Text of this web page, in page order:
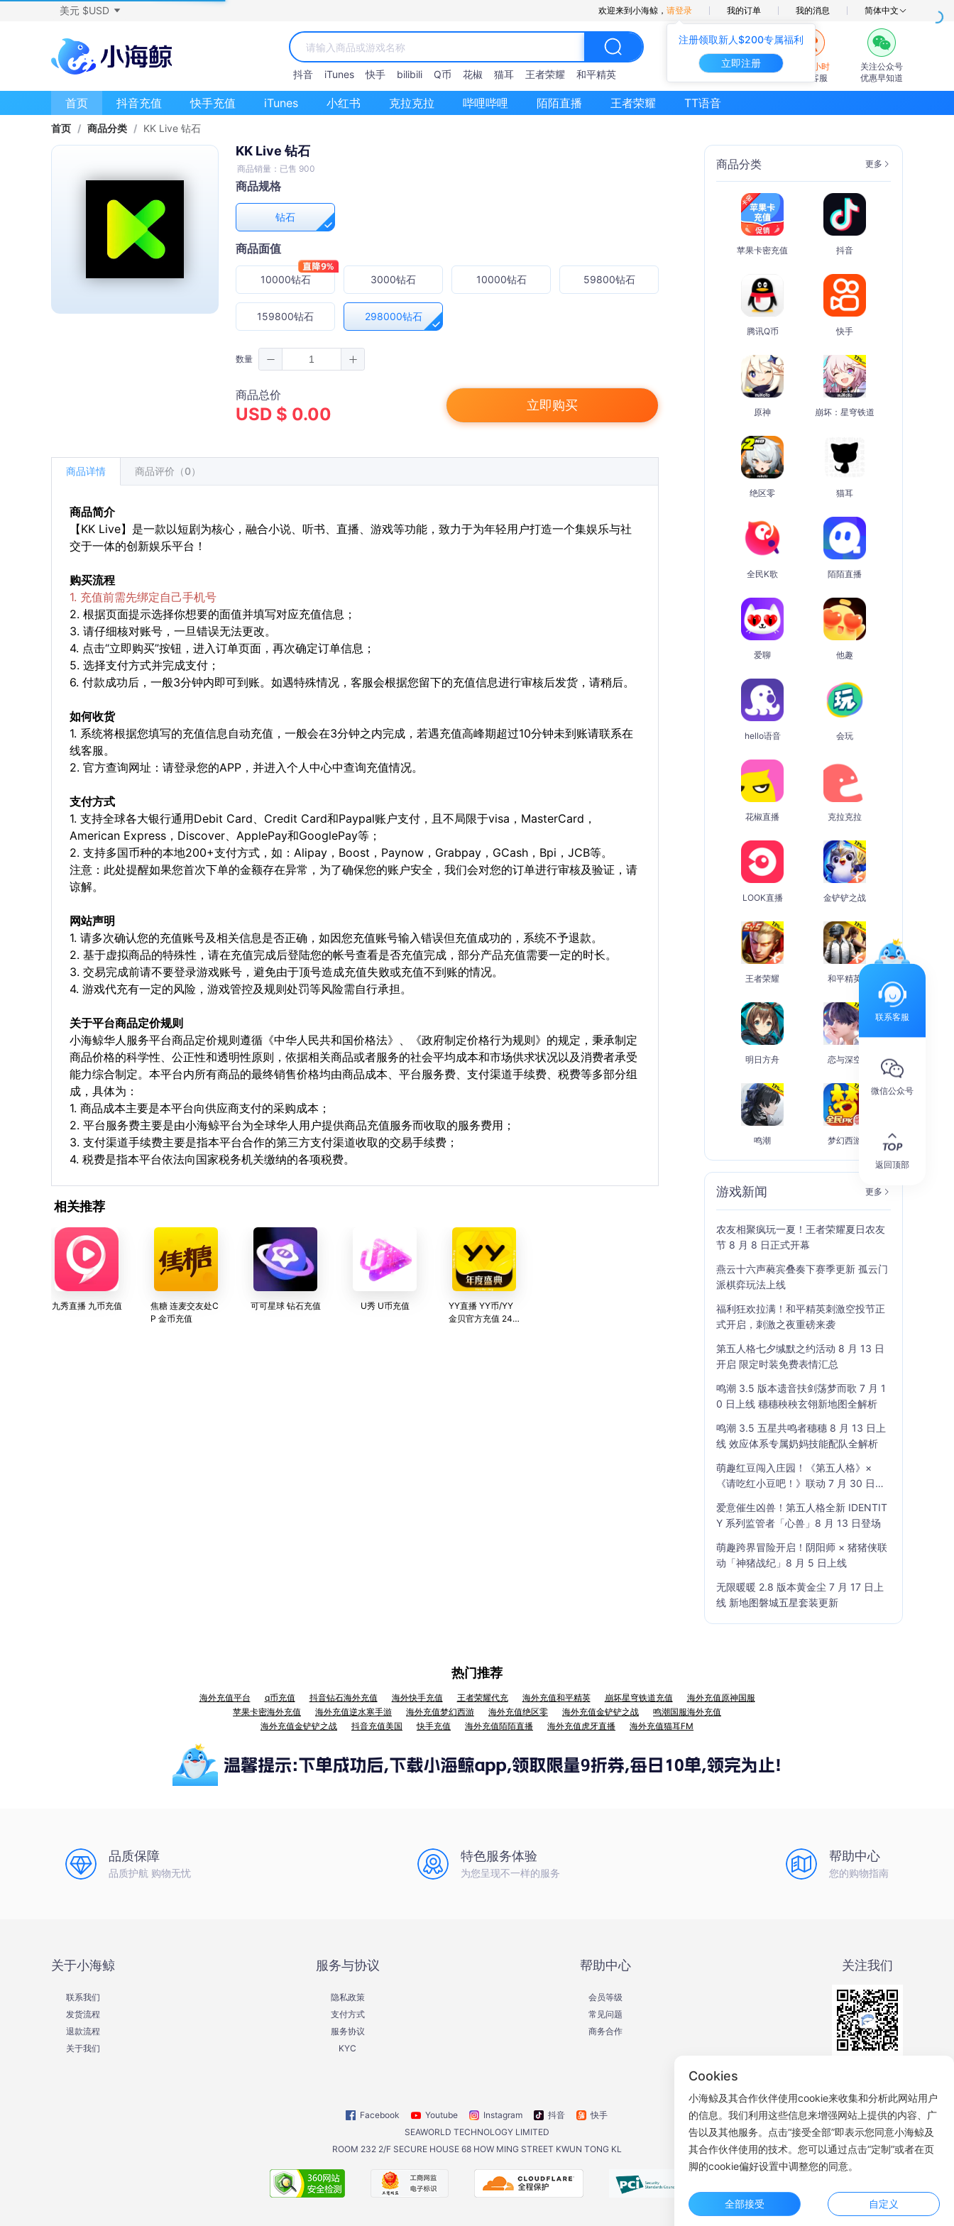
注册领取新人$200专属福利
立即注册
美元 $USD 欢迎来到小海鲸， 请登录 我的订单 我的消息 简体中文
抖音 iTunes 快手 bilibili Q币 花椒 猫耳 王者荣耀 和平精英
7×24小时
在线客服
关注公众号
优惠早知道
首页 抖音充值 快手充值 iTunes 小红书 克拉克拉 哔哩哔哩 陌陌直播 王者荣耀 TT语音
首页 / 商品分类 / KK Live 钻石
KK Live 钻石
商品销量：已售 900
商品规格
钻石
商品面值
10000钻石 3000钻石 10000钻石 59800钻石
159800钻石 298000钻石
数量
商品总价
USD $ 0.00 立即购买
商品详情 商品评价（0）
商品简介
【KK Live】是一款以短剧为核心，融合小说、听书、直播、游戏等功能，致力于为年轻用户打造一个集娱乐与社
交于一体的创新娱乐平台！
购买流程
1. 充值前需先绑定自己手机号
2. 根据页面提示选择你想要的面值并填写对应充值信息；
3. 请仔细核对账号，一旦错误无法更改。
4. 点击“立即购买”按钮，进入订单页面，再次确定订单信息；
5. 选择支付方式并完成支付；
6. 付款成功后，一般3分钟内即可到账。如遇特殊情况，客服会根据您留下的充值信息进行审核后发货，请稍后。
如何收货
1. 系统将根据您填写的充值信息自动充值，一般会在3分钟之内完成，若遇充值高峰期超过10分钟未到账请联系在
线客服。
2. 官方查询网址：请登录您的APP，并进入个人中心中查询充值情况。
支付方式
1. 支持全球各大银行通用Debit Card、Credit Card和Paypal账户支付，且不局限于visa，MasterCard，
American Express，Discover、ApplePay和GooglePay等；
2. 支持多国币种的本地200+支付方式，如：Alipay，Boost，Paynow，Grabpay，GCash，Bpi，JCB等。
注意：此处提醒如果您首次下单的金额存在异常，为了确保您的账户安全，我们会对您的订单进行审核及验证，请
谅解。
网站声明
1. 请多次确认您的充值账号及相关信息是否正确，如因您充值账号输入错误但充值成功的，系统不予退款。
2. 基于虚拟商品的特殊性，请在充值完成后登陆您的帐号查看是否充值完成，部分产品充值需要一定的时长。
3. 交易完成前请不要登录游戏账号，避免由于顶号造成充值失败或充值不到账的情况。
4. 游戏代充有一定的风险，游戏管控及规则处罚等风险需自行承担。
关于平台商品定价规则
小海鲸华人服务平台商品定价规则遵循《中华人民共和国价格法》、《政府制定价格行为规则》的规定，秉承制定
商品价格的科学性、公正性和透明性原则，依据相关商品或者服务的社会平均成本和市场供求状况以及消费者承受
能力综合制定。本平台内所有商品的最终销售价格均由商品成本、平台服务费、支付渠道手续费、税费等多部分组
成，具体为：
1. 商品成本主要是本平台向供应商支付的采购成本；
2. 平台服务费主要是由小海鲸平台为全球华人用户提供商品充值服务而收取的服务费用；
3. 支付渠道手续费主要是指本平台合作的第三方支付渠道收取的交易手续费；
4. 税费是指本平台依法向国家税务机关缴纳的各项税费。
相关推荐
九秀直播 九币充值
焦糖 连麦交友处C
P 金币充值
可可星球 钻石充值 U秀 U币充值
YY直播 YY币/YY
金贝官方充值 24
商品分类 更多
苹果卡密充值 抖音
腾讯Q币 快手
原神 崩坏：星穹铁道
绝区零 猫耳
全民K歌 陌陌直播
爱聊 他趣
hello语音 会玩
花椒直播 克拉克拉
LOOK直播 金铲铲之战
王者荣耀 和平精英
明日方舟 恋与深空
鸣潮 梦幻西游
游戏新闻 更多
农友相聚疯玩一夏！王者荣耀夏日农友
节 8 月 8 日正式开幕
燕云十六声蕤宾叠奏下赛季更新 孤云门
派棋弈玩法上线
福利狂欢拉满！和平精英刺激空投节正
式开启，刺激之夜重磅来袭
第五人格七夕缄默之约活动 8 月 13 日
开启 限定时装免费表情汇总
鸣潮 3.5 版本遗音扶剑荡梦而歌 7 月 1
0 日上线 穗穗秧秧玄翎新地图全解析
鸣潮 3.5 五星共鸣者穗穗 8 月 13 日上
线 效应体系专属奶妈技能配队全解析
萌趣红豆闯入庄园！《第五人格》×
《请吃红小豆吧！》联动 7 月 30 日开
爱意催生凶兽！第五人格全新 IDENTIT
Y 系列监管者「心兽」8 月 13 日登场
萌趣跨界冒险开启！阴阳师 × 猪猪侠联
动「神猪战纪」8 月 5 日上线
无限暖暖 2.8 版本黄金尘 7 月 17 日上
线 新地图磐城五星套装更新
热门推荐
海外充值平台 q币充值 抖音钻石海外充值 海外快手充值 王者荣耀代充 海外充值和平精英 崩坏星穹铁道充值
海外充值原神国服
苹果卡密海外充值
海外充值逆水寒手游 海外充值梦幻西游 海外充值绝区零 海外充值金铲铲之战
鸣潮国服海外充值
海外充值金铲铲之战
抖音充值美国 快手充值 海外充值陌陌直播 海外充值虎牙直播 海外充值猫耳FM
品质保障
品质护航 购物无忧
特色服务体验
为您呈现不一样的服务
帮助中心
您的购物指南
关于小海鲸
联系我们
发货流程
退款流程
关于我们
服务与协议
隐私政策
支付方式
服务协议
KYC
帮助中心
会员等级
常见问题
商务合作
关注我们
Facebook Youtube Instagram 抖音
快手
SEAWORLD TECHNOLOGY LIMITED
ROOM 232 2/F SECURE HOUSE 68 HOW MING STREET KWUN TONG KL
联系客服
微信公众号
返回顶部
Cookies
小海鲸及其合作伙伴使用cookie来收集和分析此网站用户
的信息。我们利用这些信息来增强网站上提供的内容、广
告以及其他服务。点击“接受全部”即表示您同意小海鲸及
其合作伙伴使用的技术。您可以通过点击“定制”或者在页
脚的cookie偏好设置中调整您的同意。
全部接受 自定义